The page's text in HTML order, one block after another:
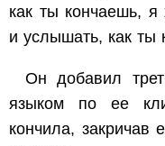
как ты кончаешь, я
и услышать, как ты
Он добавил
языком по ее
кончила, закричав